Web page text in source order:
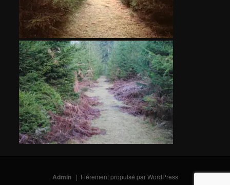
Admin Fièrement propulsé par WordPress